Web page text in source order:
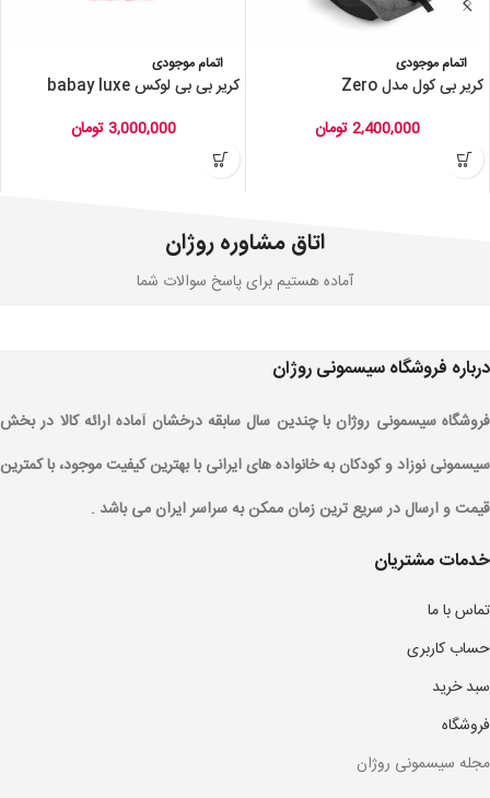
اتمام موجودی
کریر بی کول مدل Zero
2,400,000تومان
اتمام موجودی
کریر بی بی لوکس babay luxe
3,000,000 تومان
اتاق مشاوره روژان
آماده هستیم برای پاسخ سوالات شما
درباره فروشگاه سیسمونی روژان
فروشگاه سیسمونی روژان با چندین سال سابقه درخشان آماده ارائه کالا در بخش
سیسمونی نوزاد و کودکان به خانواده های ایرانی با بهترین کیفیت موجود، با کمترین
قیمت و ارسال در سریع ترین زمان ممکن به سراسر ایران می باشد .
خدمات مشتریان
تماس با ما
حساب کاربری
سبد خرید
فروشگاه
مجله سیسمونی روژان